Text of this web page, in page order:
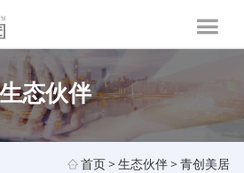
生态伙伴
首页>生态伙伴>青创美居